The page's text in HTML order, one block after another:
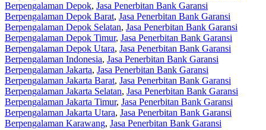
Berpengalaman Depok, Jasa Penerbitan Bank Garansi
Berpengalaman Depok Barat, Jasa Penerbitan Bank Garansi
Berpengalaman Depok Selatan, Jasa Penerbitan Bank Garansi
Berpengalaman Depok Timur, Jasa Penerbitan Bank Garansi
Berpengalaman Depok Utara, Jasa Penerbitan Bank Garansi
Berpengalaman Indonesia, Jasa Penerbitan Bank Garansi
Berpengalaman Jakarta, Jasa Penerbitan Bank Garansi
Berpengalaman Jakarta Barat, Jasa Penerbitan Bank Garansi
Berpengalaman Jakarta Selatan, Jasa Penerbitan Bank Garansi
Berpengalaman Jakarta Timur, Jasa Penerbitan Bank Garansi
Berpengalaman Jakarta Utara, Jasa Penerbitan Bank Garansi
Berpengalaman Karawang, Jasa Penerbitan Bank Garansi